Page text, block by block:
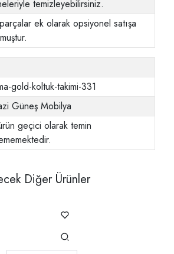
temizleyebilirsiniz.
ek olarak opsiyonel satışa
gold-koltuk-takimi-331
Güneş Mobilya
geçici olarak temin
Diğer Ürünler